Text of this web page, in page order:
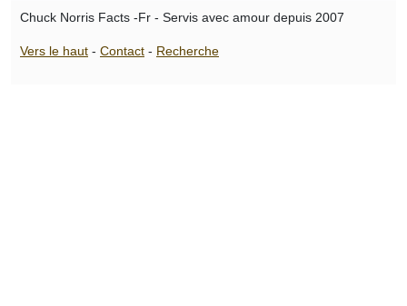
Chuck Norris Facts -Fr - Servis avec amour depuis 2007
Vers le haut - Contact - Recherche